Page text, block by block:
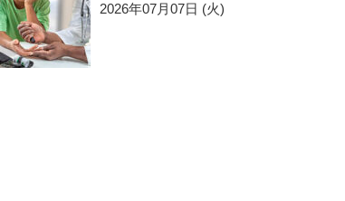
2026年07月07日 (火)